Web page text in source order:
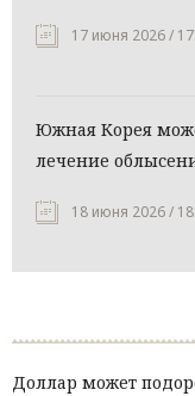
17 июня 2026 /
Южная Корея
лечение
18 июня 2026 /
Доллар может